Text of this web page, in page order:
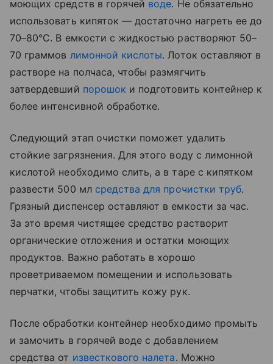
моющих средств в горячей воде. Не обязательно
использовать кипяток — достаточно нагреть ее до
70–80°C. В емкости с жидкостью растворяют 50–
70 граммов лимонной кислоты. Лоток оставляют в
растворе на полчаса, чтобы размягчить
затвердевший порошок и подготовить контейнер к
более интенсивной обработке.
Следующий этап очистки поможет удалить
стойкие загрязнения. Для этого воду с лимонной
кислотой необходимо слить, а в таре с кипятком
развести 500 мл средства для прочистки труб.
Грязный диспенсер оставляют в емкости за час.
За это время чистящее средство растворит
органические отложения и остатки моющих
продуктов. Важно работать в хорошо
проветриваемом помещении и использовать
перчатки, чтобы защитить кожу рук.
После обработки контейнер необходимо промыть
и замочить в горячей воде с добавлением
средства от известкового налета. Можно